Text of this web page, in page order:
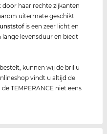
door haar rechte zijkanten
uitermate geschikt
is een zeer licht en
lange levensduur en biedt
kunnen wij de bril u
vindt u altijd de
TEMPERANCE niet eens